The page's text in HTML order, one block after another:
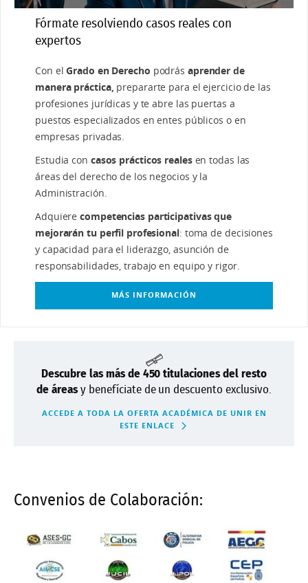
Fórmate resolviendo casos reales con
expertos
Con elGrado en Derecho podrás aprender de
manera práctica, prepararte para el ejercicio de las
profesiones jurídicas y te abre las puertas a
puestos especializados en entes públicos o en
empresas privadas.
Estudia con casos prácticos realesen todas las
áreas del derecho de los negocios y la
Administración.
Adquierecompetencias participativas que
mejorarán tu perfil profesional: toma de decisiones
y capacidad para el liderazgo, asunción de
responsabilidades, trabajo en equipo y rigor.
MÁS INFORMACIÓN
Descubre las más de 450 titulaciones del resto
de áreasy benefíciate de un descuento exclusivo.
ACCEDE A TODA LA OFERTA ACADÉMICA DE UNIR EN
ESTE ENLACE
Convenios de Colaboración: